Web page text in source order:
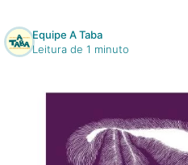
Cursos On line
Eventos
Equipe A Taba
Leitura de 1 minuto